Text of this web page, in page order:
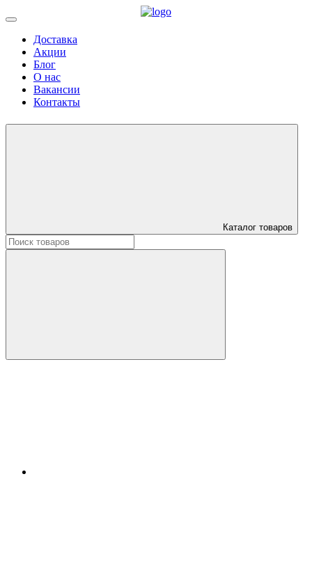
Доставка
Акции
Блог
О нас
Вакансии
Контакты
Каталог товаров
Искать: